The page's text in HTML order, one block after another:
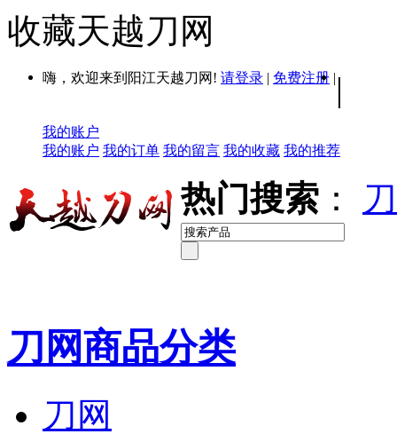
收藏天越刀网
嗨，欢迎来到阳江天越刀网! 请登录 | 免费注册 | |
我的账户
我的账户 我的订单 我的留言 我的收藏 我的推荐
热门搜索 ：
刀网商品分类
刀网